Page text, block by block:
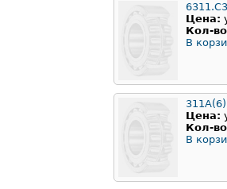
Цена:
Кол-
В
311А(6)
Цена:
Кол-
В